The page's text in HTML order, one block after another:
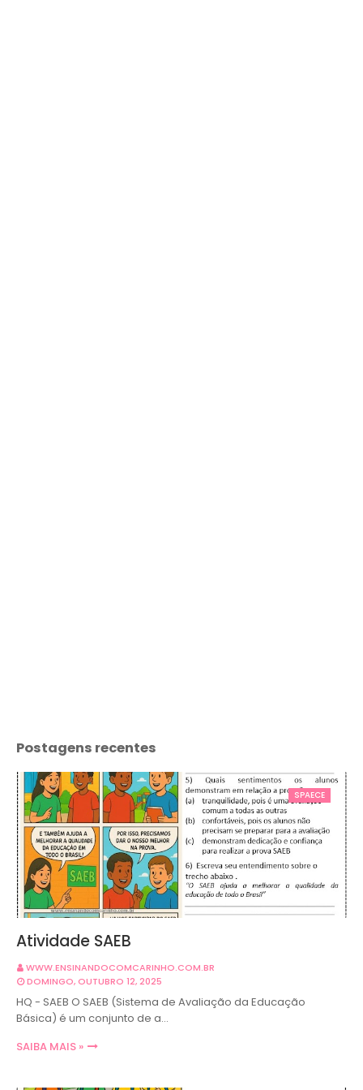
Postagens recentes
SPAECE
Atividade SAEB
WWW.ENSINANDOCOMCARINHO.COM.BR
DOMINGO, OUTUBRO 12, 2025
HQ - SAEB O SAEB (Sistema de Avaliação da Educação
Básica) é um conjunto de a…
SAIBA MAIS »